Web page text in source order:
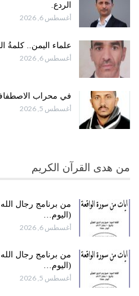
الردع.
أغسطس 6, 2026
علماء اليمن.. كلمةُ
أغسطس 6, 2026
في محراب الاصطفاف
أغسطس 5, 2026
من هدى القرآن الكريم
من برنامج رجال
(اليوم…
أغسطس 6, 2026
من برنامج رجال
(اليوم…
أغسطس 5, 2026